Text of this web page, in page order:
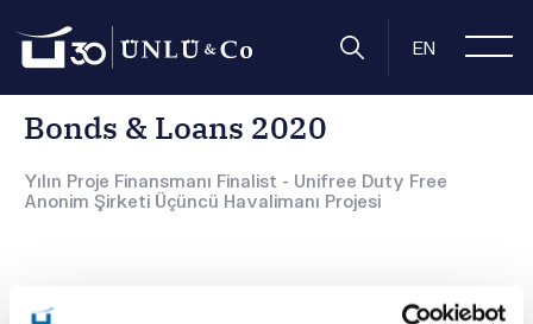
EN
Anasayfa Hakkımızda Ödüllerimiz Bonds & Loans 2020
Bonds & Loans 2020
Yılın Proje Finansmanı Finalist - Unifree Duty Free
Anonim Şirketi Üçüncü Havalimanı Projesi